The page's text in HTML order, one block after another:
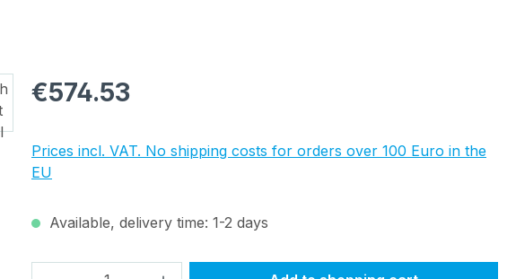
Regular price:
€574.53
Prices incl. VAT. No shipping costs for orders over 100 Euro in the
EU
Available, delivery time: 1-2 days